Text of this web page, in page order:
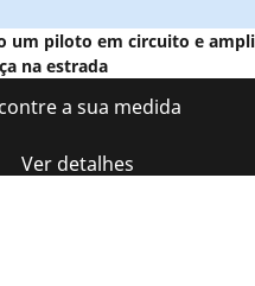
um piloto em circuito e
na estrada
a sua medida
Ver detalhes